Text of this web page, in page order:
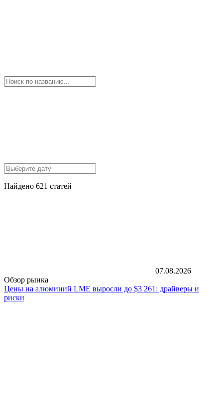
Найдено 621 статей
07.08.2026
Обзор рынка
Цены на алюминий LME выросли до $3 261: драйверы и
риски